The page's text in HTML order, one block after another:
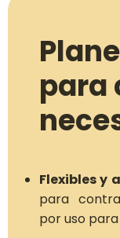
para
Flexibles y
para
por uso